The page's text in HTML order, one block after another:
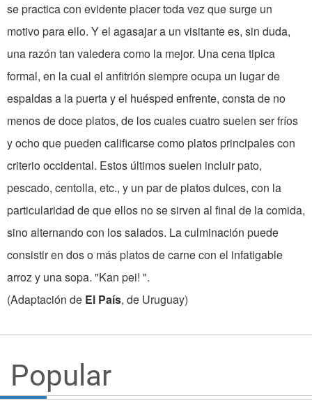
se practica con evidente placer toda vez que surge un
motivo para ello. Y el agasajar a un visitante es, sin duda,
una razón tan valedera como la mejor. Una cena tipica
formal, en la cual el anfitrión siempre ocupa un lugar de
espaldas a la puerta y el huésped enfrente, consta de no
menos de doce platos, de los cuales cuatro suelen ser fríos
y ocho que pueden calificarse como platos principales con
criterio occidental. Estos últimos suelen incluir pato,
pescado, centolla, etc., y un par de platos dulces, con la
particularidad de que ellos no se sirven al final de la comida,
sino alternando con los salados. La culminación puede
consistir en dos o más platos de carne con el infatigable
arroz y una sopa. "Kan pei! ".
(Adaptación de El País, de Uruguay)
Popular